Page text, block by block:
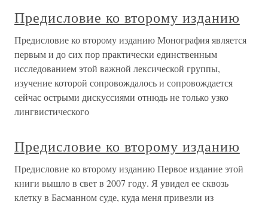
Предисловие ко второму изданию
Предисловие ко второму изданию Монография является
первым и до сих пор практически единственным
исследованием этой важной лексической группы,
изучение которой сопровождалось и сопровождается
сейчас острыми дискуссиями отнюдь не только узко
лингвистического
Предисловие ко второму изданию
Предисловие ко второму изданию Первое издание этой
книги вышло в свет в 2007 году. Я увидел ее сквозь
клетку в Басманном суде, куда меня привезли из